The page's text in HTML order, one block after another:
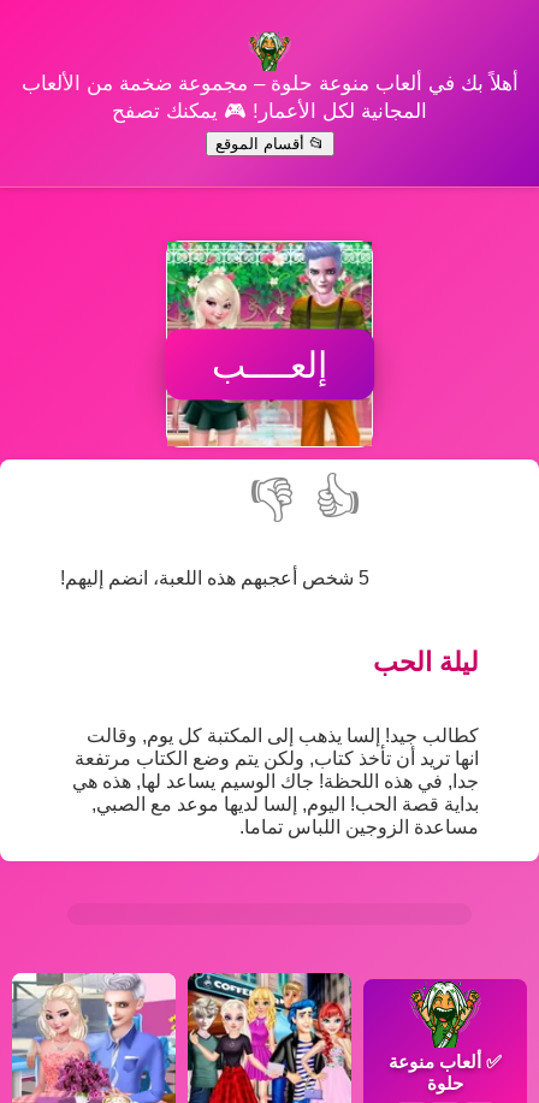
أهلاً بك في ألعاب منوعة حلوة – مجموعة ضخمة من الألعاب
المجانية لكل الأعمار! 🎮 يمكنك تصفح
📂 أقسام الموقع
إلعــــب
👍
👎
5 شخص أعجبهم هذه اللعبة، انضم إليهم!
ليلة الحب
كطالب جيد! إلسا يذهب إلى المكتبة كل يوم, وقالت
انها تريد أن تأخذ كتاب, ولكن يتم وضع الكتاب مرتفعة
جدا, في هذه اللحظة! جاك الوسيم يساعد لها, هذه هي
بداية قصة الحب! اليوم, إلسا لديها موعد مع الصبي,
مساعدة الزوجين اللباس تماما.
✅ ألعاب منوعة
حلوة